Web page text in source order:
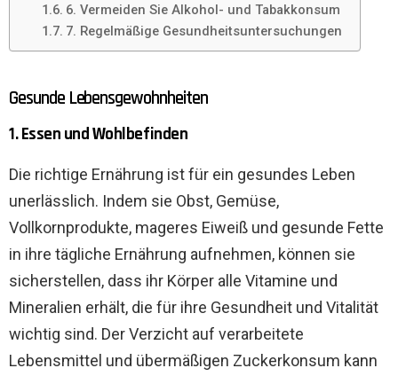
6. Vermeiden Sie Alkohol- und Tabakkonsum
7. Regelmäßige Gesundheitsuntersuchungen
Gesunde Lebensgewohnheiten
1. Essen und Wohlbefinden
Die richtige Ernährung ist für ein gesundes Leben
unerlässlich. Indem sie Obst, Gemüse,
Vollkornprodukte, mageres Eiweiß und gesunde Fette
in ihre tägliche Ernährung aufnehmen, können sie
sicherstellen, dass ihr Körper alle Vitamine und
Mineralien erhält, die für ihre Gesundheit und Vitalität
wichtig sind. Der Verzicht auf verarbeitete
Lebensmittel und übermäßigen Zuckerkonsum kann